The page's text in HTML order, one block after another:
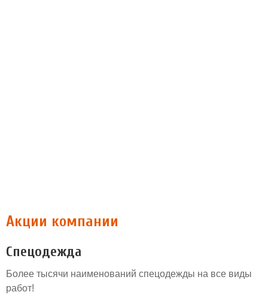
Акции компании
Спецодежда
Более тысячи наименований спецодежды на все виды
работ!